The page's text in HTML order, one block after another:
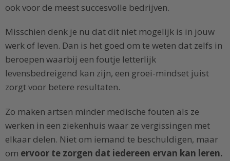
ook voor de meest succesvolle bedrijven.
Misschien denk je nu dat dit niet mogelijk is in jouw
werk of leven. Dan is het goed om te weten dat zelfs in
beroepen waarbij een foutje letterlijk
levensbedreigend kan zijn, een groei-mindset juist
zorgt voor betere resultaten.
Zo maken artsen minder medische fouten als ze
werken in een ziekenhuis waar ze vergissingen met
elkaar delen. Niet om iemand te beschuldigen, maar
om ervoor te zorgen dat iedereen ervan kan leren.